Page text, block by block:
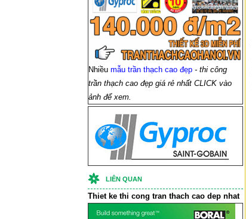
Nhiều mẫu trần thạch cao đẹp - thi công
trần thạch cao đẹp giá rẻ nhất CLICK vào
ảnh để xem.
LIÊN QUAN
Thiet ke thi cong tran thach cao dep nhat